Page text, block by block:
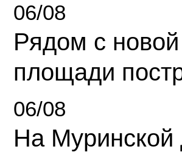
06/08
Рядом с
площади
06/08
На Муринской